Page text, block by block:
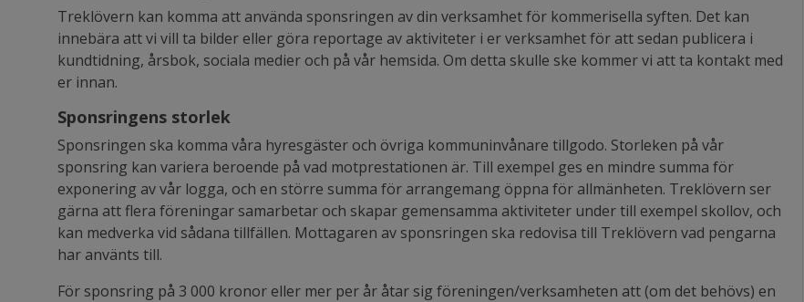
Treklövern kan komma att använda sponsringen av din verksamhet för kommerisella syften. Det kan
innebära att vi vill ta bilder eller göra reportage av aktiviteter i er verksamhet för att sedan publicera i
kundtidning, årsbok, sociala medier och på vår hemsida. Om detta skulle ske kommer vi att ta kontakt med
er innan.
Sponsringens storlek
Sponsringen ska komma våra hyresgäster och övriga kommuninvånare tillgodo. Storleken på vår
sponsring kan variera beroende på vad motprestationen är. Till exempel ges en mindre summa för
exponering av vår logga, och en större summa för arrangemang öppna för allmänheten. Treklövern ser
gärna att flera föreningar samarbetar och skapar gemensamma aktiviteter under till exempel skollov, och
kan medverka vid sådana tillfällen. Mottagaren av sponsringen ska redovisa till Treklövern vad pengarna
har använts till.
För sponsring på 3 000 kronor eller mer per år åtar sig föreningen/verksamheten att (om det behövs) en